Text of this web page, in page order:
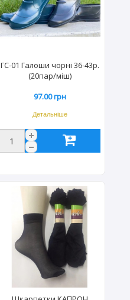
ГС-01 Галоши чорні 36-43р.
(20пар/міш)
97.00 грн
Детальніше